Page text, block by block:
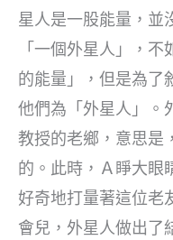
星人是一股能量，並
「一個外星人」，
的能量」，但是為了
他們為「外星人」。
教授的老鄉，意思是
的。此時，Ａ睜大眼
好奇地打量著這位老
會兒，外星人做出了